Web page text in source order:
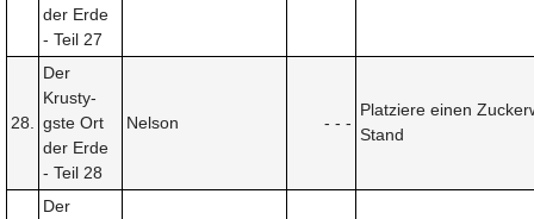
der Erde
- Teil 27
28.
Der
Krusty-
gste Ort
der Erde
- Teil 28
Nelson - - -
Platziere einen
Stand
Der